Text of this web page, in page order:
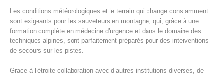
Les conditions météorologiques et le terrain qui change constamment
sont exigeants pour les sauveteurs en montagne, qui, grâce à une
formation complète en médecine d’urgence et dans le domaine des
techniques alpines, sont parfaitement préparés pour des interventions
de secours sur les pistes.
Grace à l’étroite collaboration avec d’autres institutions diverses, de